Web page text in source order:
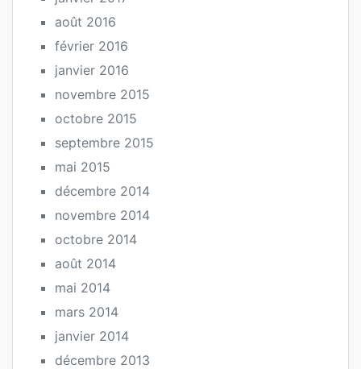
août 2016
février 2016
janvier 2016
novembre 2015
octobre 2015
septembre 2015
mai 2015
décembre 2014
novembre 2014
octobre 2014
août 2014
mai 2014
mars 2014
janvier 2014
décembre 2013